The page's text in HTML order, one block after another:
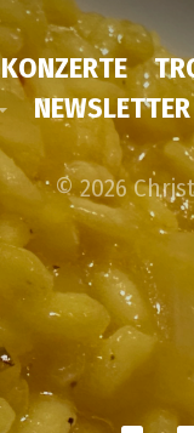
KONZERTE
NEWSLETTER
© 2026